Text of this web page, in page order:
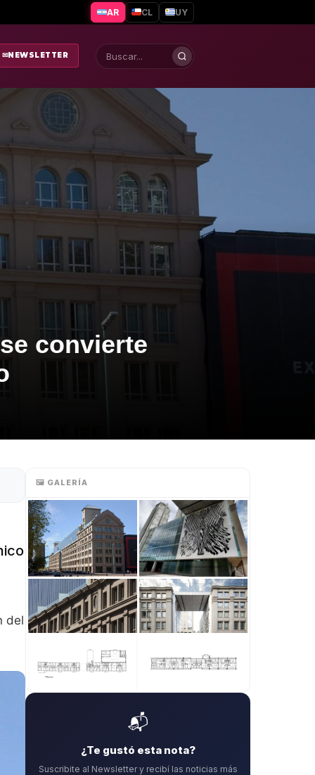
AR CL UY
✉NEWSLETTER
convierte
del
🖼️ GALERÍA
📬
¿Te gustó esta nota?
Suscribite al Newsletter y recibí las noticias más